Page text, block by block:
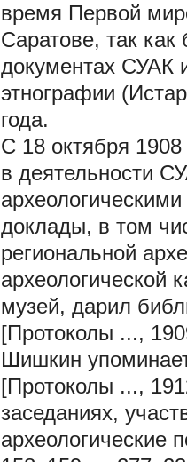
время Первой
Саратове, так
документах СУАК
этнографии
года.
С 18 октября
в деятельности
доклады, в том
региональной
археологической
музей, дарил
[Протоколы ...,
Шишкин
[Протоколы ...,
заседаниях,
археологические